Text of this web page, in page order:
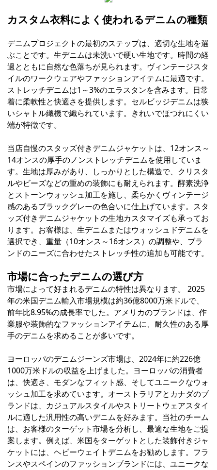
カスタム衣料によく使われるデニムの種類
デニムプロジェクトの最初のステップは、適切な生地を選
ぶことです。生デニムは未洗いで硬い生地です。時間の経
過とともに自然な色落ちが見られます。ヴィンテージスタ
イルのワークウェアやファッションアイテムに最適です。
ストレッチデニムは1～3%のエラスタンを含みます。日常
着に柔軟性と快適さを提供します。セルビッジデニムは狭
いシャトル織機で織られています。きれいでほつれにくい
端が特徴です。
当店自慢のスタッズ付きデニムジャケットは、12オンス～
14オンスの厚手のノンストレッチデニムを使用していま
す。生地は厚みがあり、しっかりとした構造で、クリスタ
ルやビーズなどの重めの装飾にも耐えられます。酵素洗浄
とストーンウォッシュ加工を施し、柔らかくヴィンテージ
感のあるブラックグレーの色合いに仕上げています。スタ
ッズ付きデニムジャケットの生地カスタマイズも承ってお
ります。お客様は、生デニムまたはウォッシュドデニムを
選択でき、重量（10オンス～16オンス）の調整や、ブラ
ンドのニーズに合わせたストレッチ性の追加も可能です。
市場に合ったデニムの選び方
市場によって好まれるデニムの特性は異なります。 2025
年の米国デニム輸入市場規模は約36億8000万米ドルで、
前年比8.95%の成長率でした。アメリカのブランドは、作
業服や装飾的なファッションアイテムに、耐久性のある厚
手のデニムを求めることが多いです。
ヨーロッパのデニムジーンズ市場は、2024年に約226億
1000万米ドルの収益を上げました。ヨーロッパの消費者
は、快適さ、モダンなフィット感、そしてユニークなウォ
ッシュ加工を求めています。オーストラリアとカナダのブ
ランドは、カジュアルスタイルやストリートウェアスタイ
ルに適した汎用性の高いデニムを好みます。当社のチーム
は、お客様のターゲット市場を分析し、最適な生地をご提
案します。例えば、米国をターゲットとした装飾付きジャ
ケットには、ヘビーウェイトデニムをお勧めします。フラ
ンスやスペインのファッションブランドには、ユニークな